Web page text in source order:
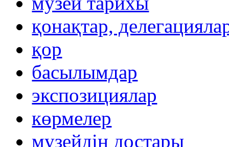
қонақтар,
қор
басылымдар
экспозициялар
көрмелер
музейдің достары